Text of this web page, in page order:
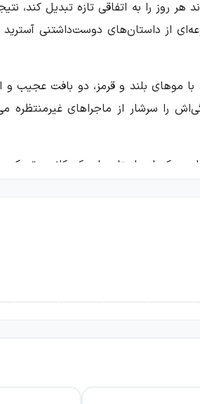
هر روز را به اتفاقی تازه تبدیل
(رمان‌های کلاسیک۱۲) مجموعه‌ای از
موهای بلند و قرمز، دو بافت عجیب
را سرشار از ماجراهای
که از داستان‌های کودکانه
یک مجموعه گرد هم می‌آورد و فرصت
متفاوت، زندگی مستقل و رفتارهای
و از نزدیک با دنیای شگفت‌انگیزش
جذاب می‌کند و در عین حال نشان